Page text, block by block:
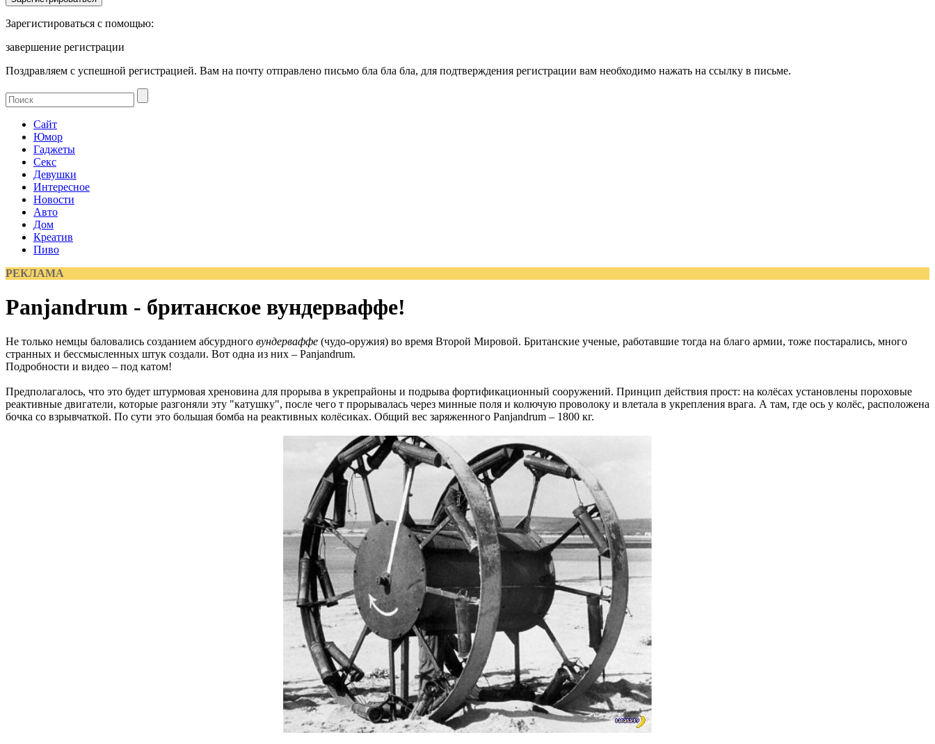
Зарегистироваться с помощью:
завершение регистрации
Поздравляем с успешной регистрацией. Вам на почту отправлено письмо бла бла бла, для подтверждения регистрации вам необходимо нажать на ссылку в письме.
Сайт
Юмор
Гаджеты
Секс
Девушки
Интересное
Новости
Авто
Дом
Креатив
Пиво
РЕКЛАМА
Panjandrum - британское вундерваффе!
Не только немцы баловались созданием абсурдного вундерваффе (чудо-оружия) во время Второй Мировой. Британские ученые, работавшие тогда на благо армии, тоже постарались, много
странных и бессмысленных штук создали. Вот одна из них – Panjandrum.
Подробности и видео – под катом!
Предполагалось, что это будет штурмовая хреновина для прорыва в укрепрайоны и подрыва фортификационный сооружений. Принцип действия прост: на колёсах установлены пороховые
реактивные двигатели, которые разгоняли эту "катушку", после чего т прорывалась через минные поля и колючую проволоку и влетала в укрепления врага. А там, где ось у колёс, расположена
бочка со взрывчаткой. По сути это большая бомба на реактивных колёсиках. Общий вес заряженного Panjandrum – 1800 кг.